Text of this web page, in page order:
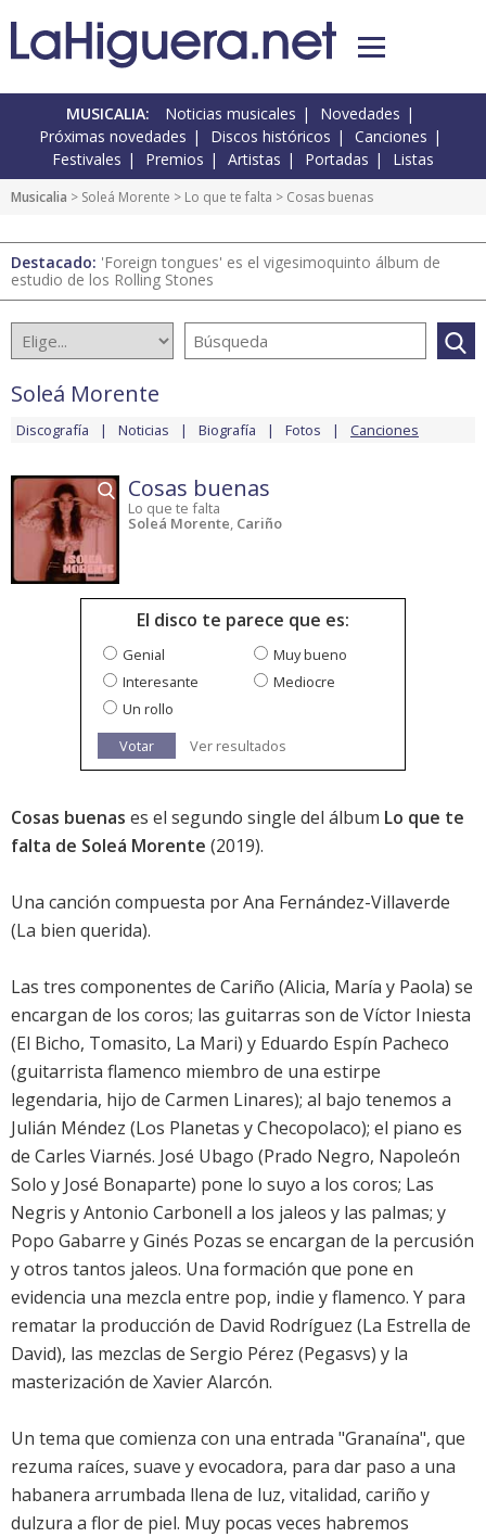
MUSICALIA: Noticias musicales
Novedades
Próximas novedades
Discos históricos
Canciones
Festivales
Premios Artistas Portadas Listas
Musicalia > Soleá Morente > Lo que te falta > Cosas buenas
Destacado: 'Foreign tongues' es el vigesimoquinto álbum de
estudio de los Rolling Stones
Soleá Morente
Discografía Noticias Biografía Fotos Canciones
Cosas buenas
Lo que te falta
Soleá Morente, Cariño
El disco te parece que es:
Genial
Muy bueno
Interesante
Mediocre
Un rollo
Votar
Ver resultados
Cosas buenas es el segundo single del álbum Lo que te
falta de Soleá Morente (2019).
Una canción compuesta por Ana Fernández-Villaverde
(La bien querida).
Las tres componentes de Cariño (Alicia, María y Paola) se
encargan de los coros; las guitarras son de Víctor Iniesta
(El Bicho, Tomasito, La Mari) y Eduardo Espín Pacheco
(guitarrista flamenco miembro de una estirpe
legendaria, hijo de Carmen Linares); al bajo tenemos a
Julián Méndez (Los Planetas y Checopolaco); el piano es
de Carles Viarnés. José Ubago (Prado Negro, Napoleón
Solo y José Bonaparte) pone lo suyo a los coros; Las
Negris y Antonio Carbonell a los jaleos y las palmas; y
Popo Gabarre y Ginés Pozas se encargan de la percusión
y otros tantos jaleos. Una formación que pone en
evidencia una mezcla entre pop, indie y flamenco. Y para
rematar la producción de David Rodríguez (La Estrella de
David), las mezclas de Sergio Pérez (Pegasvs) y la
masterización de Xavier Alarcón.
Un tema que comienza con una entrada "Granaína", que
rezuma raíces, suave y evocadora, para dar paso a una
habanera arrumbada llena de luz, vitalidad, cariño y
dulzura a flor de piel. Muy pocas veces habremos